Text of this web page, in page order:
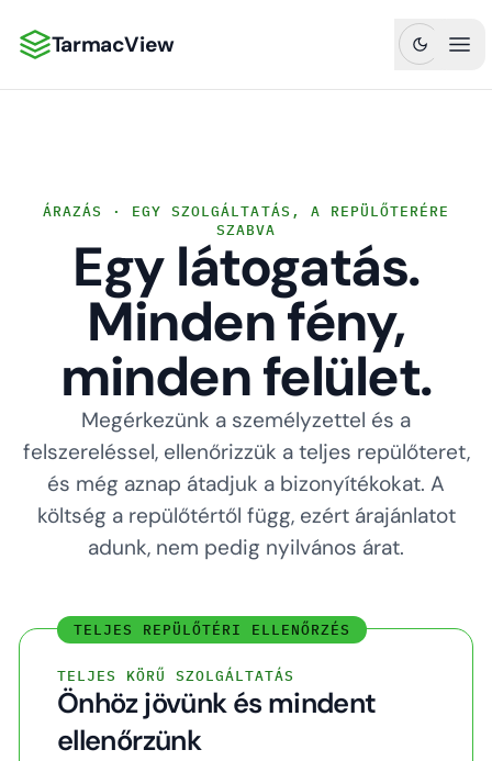
TarmacView: Precíziós repülési analitika
TarmacView
ÁRAZÁS · EGY SZOLGÁLTATÁS, A REPÜLŐTERÉRE
SZABVA
Egy látogatás.
Minden fény,
minden felület.
Megérkezünk a személyzettel és a
felszereléssel, ellenőrizzük a teljes repülőteret,
és még aznap átadjuk a bizonyítékokat. A
költség a repülőtértől függ, ezért árajánlatot
adunk, nem pedig nyilvános árat.
TELJES REPÜLŐTÉRI ELLENŐRZÉS
TELJES KÖRŰ SZOLGÁLTATÁS
Önhöz jövünk és mindent
ellenőrzünk